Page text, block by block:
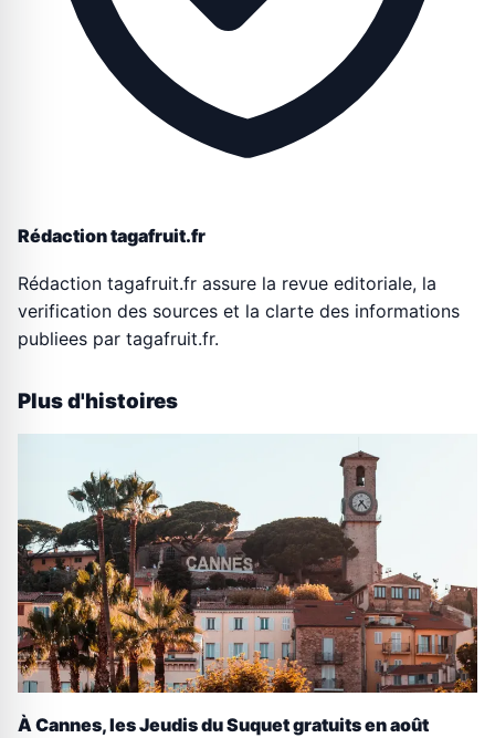
Rédaction tagafruit.fr
Rédaction tagafruit.fr assure la revue editoriale, la
verification des sources et la clarte des informations
publiees par tagafruit.fr.
Plus d'histoires
À Cannes, les Jeudis du Suquet gratuits en août